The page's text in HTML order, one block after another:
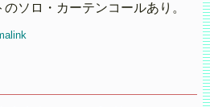
ソロ・カーテンコールあり。